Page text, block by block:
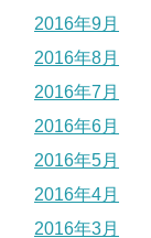
2016年9月
2016年8月
2016年7月
2016年6月
2016年5月
2016年4月
2016年3月